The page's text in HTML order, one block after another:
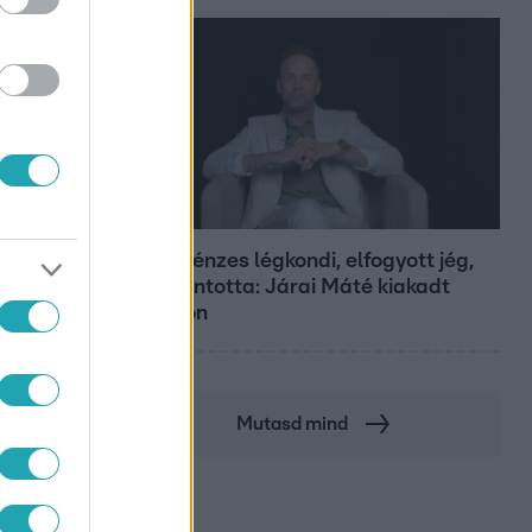
Pluszpénzes légkondi, elfogyott jég,
zöld rántotta: Járai Máté kiakadt
Siófokon
Mutasd mind